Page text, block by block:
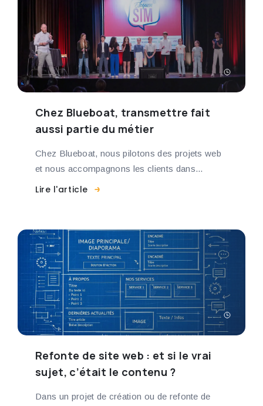
Chez Blueboat, transmettre fait
aussi partie du métier
Chez Blueboat, nous pilotons des projets web
et nous accompagnons les clients dans...
Lire l'article
Refonte de site web : et si le vrai
sujet, c’était le contenu ?
Dans un projet de création ou de refonte de